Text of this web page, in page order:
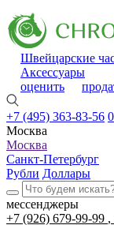
Швейцарские
Аксессуары
оценить
+7 (495) 363-83-56 0
Москва
Москва
Санкт-Петербург
Рубли Доллары
мессенджеры
+7 (926) 679-99-99